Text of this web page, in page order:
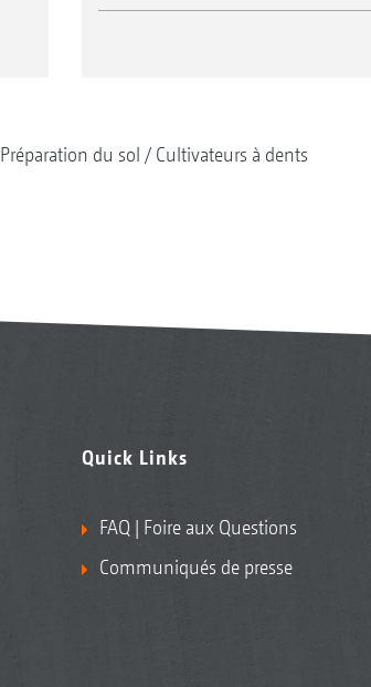
Préparation du sol Cultivateurs à dents
Quick Links
FAQ | Foire aux Questions
Communiqués de presse